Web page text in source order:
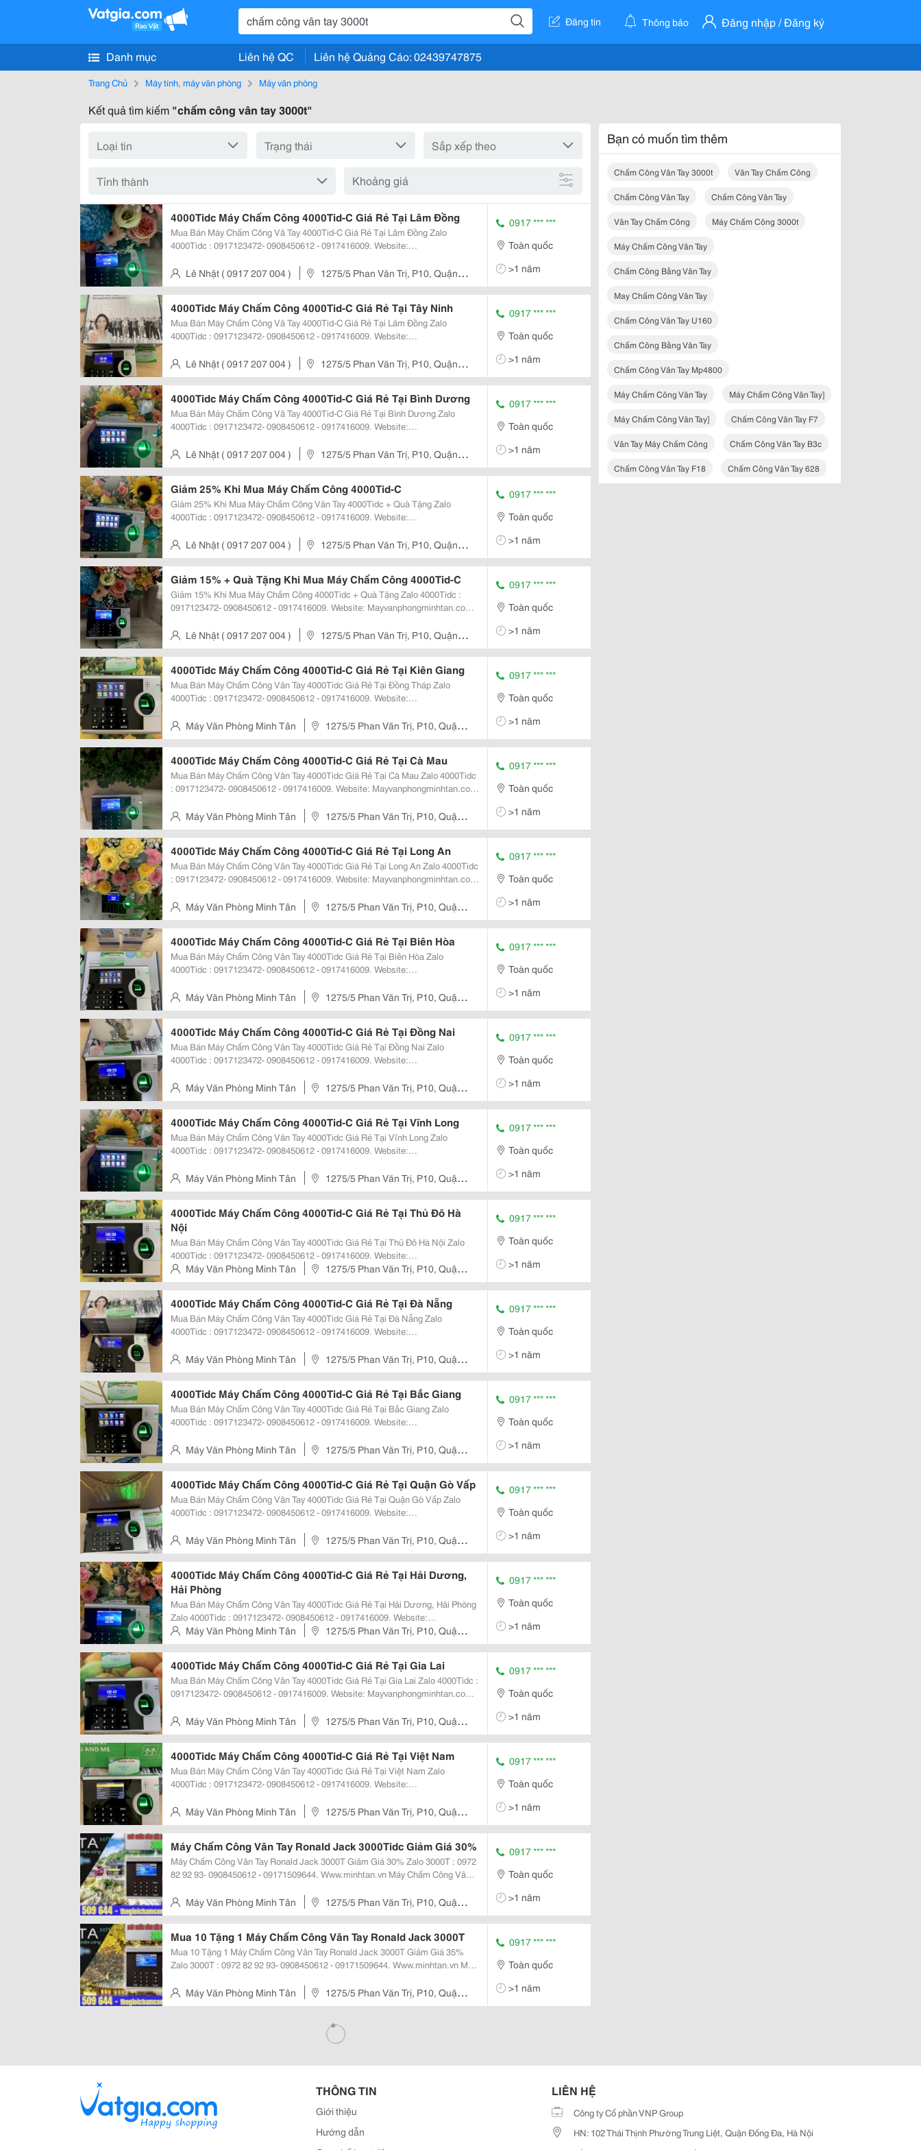
Đăng tin Thông báo Đăng nhập / Đăng ký
Danh mục Liên hệ QC Liên hệ Quảng Cáo: 02439747875
Trang Chủ Máy tính, máy văn phòng Máy văn phòng
Kết quả tìm kiếm "chấm công vân tay 3000t"
Khoảng giá
4000Tidc Máy Chấm Công 4000Tid-C Giá Rẻ Tại Lâm Đồng
Mua Bán Máy Chấm Công Vâ Tay 4000Tid-C Giá Rẻ Tại Lâm Đồng Zalo
4000Tidc : 0917123472- 0908450612 - 0917416009. Website:
C, 3000T/Id, 4000T, 4000Tidc Máy Chấm Công Ronald Jack...
Lê Nhật ( 0917 207 004 )
1275/5 Phan Văn Trị, P10, Quận
Gò Vấp, Tp.hcm
0917 *** ***
Toàn quốc
>1 năm
4000Tidc Máy Chấm Công 4000Tid-C Giá Rẻ Tại Tây Ninh
Mua Bán Máy Chấm Công Vâ Tay 4000Tid-C Giá Rẻ Tại Lâm Đồng Zalo
4000Tidc : 0917123472- 0908450612 - 0917416009. Website:
C, 3000T/Id, 4000T, 4000Tidc Máy Chấm Công Ronald Jack...
Lê Nhật ( 0917 207 004 )
1275/5 Phan Văn Trị, P10, Quận
Gò Vấp, Tp.hcm
0917 *** ***
Toàn quốc
>1 năm
4000Tidc Máy Chấm Công 4000Tid-C Giá Rẻ Tại Bình Dương
Mua Bán Máy Chấm Công Vâ Tay 4000Tid-C Giá Rẻ Tại Bình Dương Zalo
4000Tidc : 0917123472- 0908450612 - 0917416009. Website:
C, 3000T/Id, 4000T, 4000Tidc Máy Chấm Công Ronald...
Lê Nhật ( 0917 207 004 )
1275/5 Phan Văn Trị, P10, Quận
Gò Vấp, Tp.hcm
0917 *** ***
Toàn quốc
>1 năm
Giảm 25% Khi Mua Máy Chấm Công 4000Tid-C
Giảm 25% Khi Mua Máy Chấm Công Vân Tay 4000Tidc + Quà Tặng Zalo
4000Tidc : 0917123472- 0908450612 - 0917416009. Website:
C, 3000T/Id, 4000T, 4000Tidc Máy Chấm Công Ronald Jack...
Lê Nhật ( 0917 207 004 )
1275/5 Phan Văn Trị, P10, Quận
Gò Vấp, Tp.hcm
0917 *** ***
Toàn quốc
>1 năm
Giảm 15% + Quà Tặng Khi Mua Máy Chấm Công 4000Tid-C
Giảm 15% Khi Mua Máy Chấm Công 4000Tidc + Quà Tặng Zalo 4000Tidc :
0917123472- 0908450612 - 0917416009. Website: Mayvanphongminhtan.com
3000T, 3000Tid, 3000Tid-C, 3000T/Id,...
Lê Nhật ( 0917 207 004 )
1275/5 Phan Văn Trị, P10, Quận
Gò Vấp, Tp.hcm
0917 *** ***
Toàn quốc
>1 năm
4000Tidc Máy Chấm Công 4000Tid-C Giá Rẻ Tại Kiên Giang
Mua Bán Máy Chấm Công Vân Tay 4000Tidc Giá Rẻ Tại Đồng Tháp Zalo
4000Tidc : 0917123472- 0908450612 - 0917416009. Website:
C, 3000T/Id, 4000T, 4000Tidc Máy Chấm Công Ronald...
Máy Văn Phòng Minh Tân
1275/5 Phan Văn Trị, P10, Quận
Gò Vấp, Tp.hcm
0917 *** ***
Toàn quốc
>1 năm
4000Tidc Máy Chấm Công 4000Tid-C Giá Rẻ Tại Cà Mau
Mua Bán Máy Chấm Công Vân Tay 4000Tidc Giá Rẻ Tại Cà Mau Zalo 4000Tidc
: 0917123472- 0908450612 - 0917416009. Website: Mayvanphongminhtan.com
4000Tidc Máy Chấm Công Ronald Jack...
Máy Văn Phòng Minh Tân
1275/5 Phan Văn Trị, P10, Quận
Gò Vấp, Tp.hcm
0917 *** ***
Toàn quốc
>1 năm
4000Tidc Máy Chấm Công 4000Tid-C Giá Rẻ Tại Long An
Mua Bán Máy Chấm Công Vân Tay 4000Tidc Giá Rẻ Tại Long An Zalo 4000Tidc
: 0917123472- 0908450612 - 0917416009. Website: Mayvanphongminhtan.com
4000Tidc Máy Chấm Công Ronald Jack...
Máy Văn Phòng Minh Tân
1275/5 Phan Văn Trị, P10, Quận
Gò Vấp, Tp.hcm
0917 *** ***
Toàn quốc
>1 năm
4000Tidc Máy Chấm Công 4000Tid-C Giá Rẻ Tại Biên Hòa
Mua Bán Máy Chấm Công Vân Tay 4000Tidc Giá Rẻ Tại Biên Hòa Zalo
4000Tidc : 0917123472- 0908450612 - 0917416009. Website:
C, 3000T/Id, 4000T, 4000Tidc Máy Chấm Công Ronald Jack...
Máy Văn Phòng Minh Tân
1275/5 Phan Văn Trị, P10, Quận
Gò Vấp, Tp.hcm
0917 *** ***
Toàn quốc
>1 năm
4000Tidc Máy Chấm Công 4000Tid-C Giá Rẻ Tại Đồng Nai
Mua Bán Máy Chấm Công Vân Tay 4000Tidc Giá Rẻ Tại Đồng Nai Zalo
4000Tidc : 0917123472- 0908450612 - 0917416009. Website:
C, 3000T/Id, 4000T, 4000Tidc Máy Chấm Công Ronald Jack...
Máy Văn Phòng Minh Tân
1275/5 Phan Văn Trị, P10, Quận
Gò Vấp, Tp.hcm
0917 *** ***
Toàn quốc
>1 năm
4000Tidc Máy Chấm Công 4000Tid-C Giá Rẻ Tại Vĩnh Long
Mua Bán Máy Chấm Công Vân Tay 4000Tidc Giá Rẻ Tại Vĩnh Long Zalo
4000Tidc : 0917123472- 0908450612 - 0917416009. Website:
C, 3000T/Id, 4000T, 4000Tidc Máy Chấm Công Ronald...
Máy Văn Phòng Minh Tân
1275/5 Phan Văn Trị, P10, Quận
Gò Vấp, Tp.hcm
0917 *** ***
Toàn quốc
>1 năm
4000Tidc Máy Chấm Công 4000Tid-C Giá Rẻ Tại Thủ Đô Hà
Nội
Mua Bán Máy Chấm Công Vân Tay 4000Tidc Giá Rẻ Tại Thủ Đô Hà Nội Zalo
4000Tidc : 0917123472- 0908450612 - 0917416009. Website:
Mayvanphongminhtan.com Máy Chấm Công Vân Tay 3000T, 3000Tid, 3000Tid-
C, 3000T/Id, 4000T, 4000Tidc Máy Chấm Công Ronald...
Máy Văn Phòng Minh Tân
1275/5 Phan Văn Trị, P10, Quận
Gò Vấp, Tp.hcm
0917 *** ***
Toàn quốc
>1 năm
4000Tidc Máy Chấm Công 4000Tid-C Giá Rẻ Tại Đà Nẵng
Mua Bán Máy Chấm Công Vân Tay 4000Tidc Giá Rẻ Tại Đà Nẵng Zalo
4000Tidc : 0917123472- 0908450612 - 0917416009. Website:
C, 3000T/Id, 4000T, 4000Tidc Máy Chấm Công Ronald Jack...
Máy Văn Phòng Minh Tân
1275/5 Phan Văn Trị, P10, Quận
Gò Vấp, Tp.hcm
0917 *** ***
Toàn quốc
>1 năm
4000Tidc Máy Chấm Công 4000Tid-C Giá Rẻ Tại Bắc Giang
Mua Bán Máy Chấm Công Vân Tay 4000Tidc Giá Rẻ Tại Bắc Giang Zalo
4000Tidc : 0917123472- 0908450612 - 0917416009. Website:
C, 3000T/Id, 4000T, 4000Tidc Máy Chấm Công Ronald...
Máy Văn Phòng Minh Tân
1275/5 Phan Văn Trị, P10, Quận
Gò Vấp, Tp.hcm
0917 *** ***
Toàn quốc
>1 năm
4000Tidc Máy Chấm Công 4000Tid-C Giá Rẻ Tại Quận Gò Vấp
Mua Bán Máy Chấm Công Vân Tay 4000Tidc Giá Rẻ Tại Quận Gò Vấp Zalo
4000Tidc : 0917123472- 0908450612 - 0917416009. Website:
C, 3000T/Id, 4000T, 4000Tidc Máy Chấm Công Ronald...
Máy Văn Phòng Minh Tân
1275/5 Phan Văn Trị, P10, Quận
Gò Vấp, Tp.hcm
0917 *** ***
Toàn quốc
>1 năm
4000Tidc Máy Chấm Công 4000Tid-C Giá Rẻ Tại Hải Dương,
Hải Phòng
Mua Bán Máy Chấm Công Vân Tay 4000Tidc Giá Rẻ Tại Hải Dương, Hải Phòng
Zalo 4000Tidc : 0917123472- 0908450612 - 0917416009. Website:
Mayvanphongminhtan.com Máy Chấm Công Vân Tay 3000T, 3000Tid, 3000Tid-
C, 3000T/Id, 4000T, 4000Tidc Máy Chấm Công...
Máy Văn Phòng Minh Tân
1275/5 Phan Văn Trị, P10, Quận
Gò Vấp, Tp.hcm
0917 *** ***
Toàn quốc
>1 năm
4000Tidc Máy Chấm Công 4000Tid-C Giá Rẻ Tại Gia Lai
Mua Bán Máy Chấm Công Vân Tay 4000Tidc Giá Rẻ Tại Gia Lai Zalo 4000Tidc :
0917123472- 0908450612 - 0917416009. Website: Mayvanphongminhtan.com
4000Tidc Máy Chấm Công Ronald Jack...
Máy Văn Phòng Minh Tân
1275/5 Phan Văn Trị, P10, Quận
Gò Vấp, Tp.hcm
0917 *** ***
Toàn quốc
>1 năm
4000Tidc Máy Chấm Công 4000Tid-C Giá Rẻ Tại Việt Nam
Mua Bán Máy Chấm Công Vân Tay 4000Tidc Giá Rẻ Tại Việt Nam Zalo
4000Tidc : 0917123472- 0908450612 - 0917416009. Website:
C, 3000T/Id, 4000T, 4000Tidc Máy Chấm Công Ronald Jack...
Máy Văn Phòng Minh Tân
1275/5 Phan Văn Trị, P10, Quận
Gò Vấp, Tp.hcm
0917 *** ***
Toàn quốc
>1 năm
Máy Chấm Công Vân Tay Ronald Jack 3000Tidc Giảm Giá 30%
Máy Chấm Công Vân Tay Ronald Jack 3000T Giảm Giá 30% Zalo 3000T : 0972
82 92 93- 0908450612 - 09171509644. Www.minhtan.vn Máy Chấm Công Vân
3000T : Có Bộ Nhớ Lên Đến 100.000...
Máy Văn Phòng Minh Tân
1275/5 Phan Văn Trị, P10, Quận
Gò Vấp, Tp.hcm
0917 *** ***
Toàn quốc
>1 năm
Mua 10 Tặng 1 Máy Chấm Công Vân Tay Ronald Jack 3000T
Mua 10 Tặng 1 Máy Chấm Công Vân Tay Ronald Jack 3000T Giảm Giá 35%
Zalo 3000T : 0972 82 92 93- 0908450612 - 09171509644. Www.minhtan.vn Máy
Công Vân Tay 3000T : Có Bộ Nhớ Lên...
Máy Văn Phòng Minh Tân
1275/5 Phan Văn Trị, P10, Quận
Gò Vấp, Tp.hcm
0917 *** ***
Toàn quốc
>1 năm
Bạn có muốn tìm thêm
Chấm Công Vân Tay 3000t Vân Tay Chấm Công
Chấm Công Vân Tay Chấm Công Vân Tay
Vân Tay Chấm Công Máy Chấm Công 3000t
Máy Chấm Công Vân Tay
Chấm Công Bằng Vân Tay
May Chấm Công Vân Tay
Chấm Công Vân Tay U160
Chấm Công Bằng Vân Tay
Chấm Công Vân Tay Mp4800
Máy Chấm Công Vân Tay Máy Chấm Công Vân Tay]
Máy Chấm Công Vân Tay] Chấm Công Vân Tay F7
Vân Tay Máy Chấm Công Chấm Công Vân Tay B3c
Chấm Công Vân Tay F18 Chấm Công Vân Tay 628
THÔNG TIN
Giới thiệu
Hướng dẫn
LIÊN HỆ
Công ty Cổ phần VNP Group
HN: 102 Thái Thịnh Phường Trung Liệt, Quận Đống Đa, Hà Nội